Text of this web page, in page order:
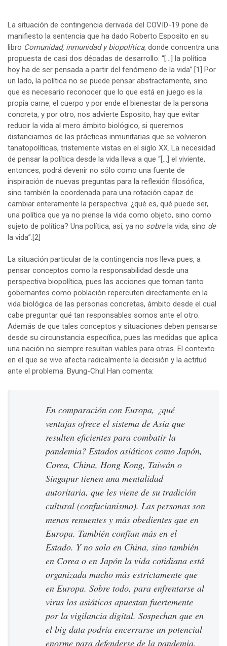
La situación de contingencia derivada del COVID-19 pone de
manifiesto la sentencia que ha dado Roberto Esposito en su
libro Comunidad, inmunidad y biopolítica, donde concentra una
propuesta de casi dos décadas de desarrollo: “[…] la política
hoy ha de ser pensada a partir del fenómeno de la vida”.[1] Por
un lado, la política no se puede pensar abstractamente, sino
que es necesario reconocer que lo que está en juego es la
propia carne, el cuerpo y por ende el bienestar de la persona
concreta, y por otro, nos advierte Esposito, hay que evitar
reducir la vida al mero ámbito biológico, si queremos
distanciarnos de las prácticas inmunitarias que se volvieron
tanatopolíticas, tristemente vistas en el siglo XX. La necesidad
de pensar la política desde la vida lleva a que “[…] el viviente,
entonces, podrá devenir no sólo como una fuente de
inspiración de nuevas preguntas para la reflexión filosófica,
sino también la coordenada para una rotación capaz de
cambiar enteramente la perspectiva: ¿qué es, qué puede ser,
una política que ya no piense la vida como objeto, sino como
sujeto de política? Una política, así, ya no sobrela vida, sino de
la vida”.[2]
La situación particular de la contingencia nos lleva pues, a
pensar conceptos como la responsabilidad desde una
perspectiva biopolítica, pues las acciones que toman tanto
gobernantes como población repercuten directamente en la
vida biológica de las personas concretas, ámbito desde el cual
cabe preguntar qué tan responsables somos ante el otro.
Además de que tales conceptos y situaciones deben pensarse
desde su circunstancia específica, pues las medidas que aplica
una nación no siempre resultan viables para otras. El contexto
en el que se vive afecta radicalmente la decisión y la actitud
ante el problema. Byung-Chul Han comenta:
En comparación con Europa, ¿qué
ventajas ofrece el sistema de Asia que
resulten eficientes para combatir la
pandemia? Estados asiáticos como Japón,
Corea, China, Hong Kong, Taiwán o
Singapur tienen una mentalidad
autoritaria, que les viene de su tradición
cultural (confucianismo). Las personas son
menos renuentes y más obedientes que en
Europa. También confían más en el
Estado. Y no solo en China, sino también
en Corea o en Japón la vida cotidiana está
organizada mucho más estrictamente que
en Europa. Sobre todo, para enfrentarse al
virus los asiáticos apuestan fuertemente
por la vigilancia digital. Sospechan que en
el big data podría encerrarse un potencial
enorme para defenderse de la pandemia.